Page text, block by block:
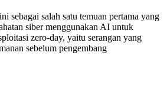
sebagai salah satu temuan pertama yang
siber menggunakan AI untuk
zero-day, yaitu serangan yang
sebelum pengembang